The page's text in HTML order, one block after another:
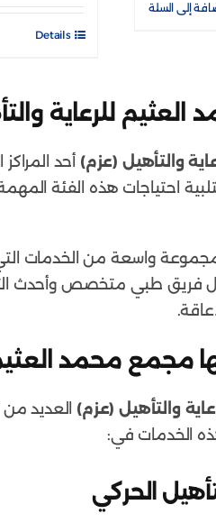
إلى السلة
Details
للرعاية
والتأهيل (عزم) أحد
احتياجات هذه الفئة
واسعة من الخدمات
فريق طبي متخصص وأحدث
مجمع محمد
والتأهيل (عزم) العديد
هذه الخدمات في: